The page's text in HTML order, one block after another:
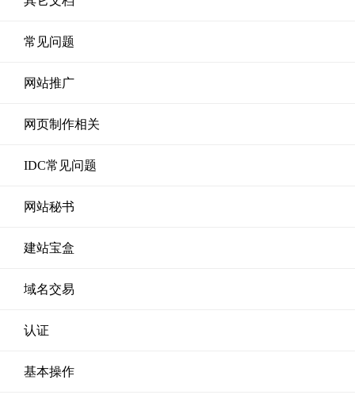
常见问题
网站推广
网页制作相关
IDC常见问题
网站秘书
建站宝盒
域名交易
认证
基本操作